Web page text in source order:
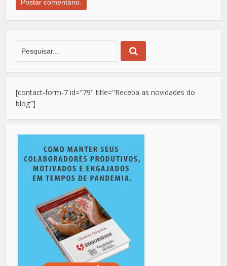
[contact-form-7 id="79" title="Receba as novidades do
blog"]